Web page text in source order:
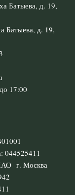
Батыева, д. 19,
Батыева, д. 19,
17:00
г. Москва